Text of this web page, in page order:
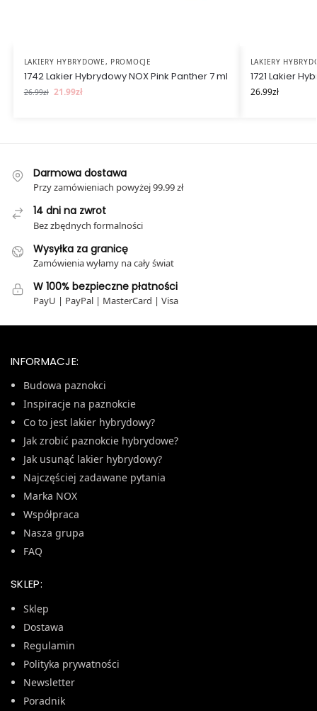
LAKIERY HYBRYDOWE, PROMOCJE
1742 Lakier Hybrydowy NOX Pink Panther 7 ml
26.99zł 21.99zł
LAKIERY
1721 Lakier
26.99zł
Darmowa dostawa
Przy zamówieniach powyżej 99.99 zł
14 dni na zwrot
Bez zbędnych formalności
Wysyłka za granicę
Zamówienia wyłamy na cały świat
W 100% bezpieczne płatności
PayU | PayPal | MasterCard | Visa
INFORMACJE:
Budowa paznokci
Inspiracje na paznokcie
Co to jest lakier hybrydowy?
Jak zrobić paznokcie hybrydowe?
Jak usunąć lakier hybrydowy?
Najczęściej zadawane pytania
Marka NOX
Współpraca
Nasza grupa
FAQ
SKLEP:
Sklep
Dostawa
Regulamin
Polityka prywatności
Newsletter
Poradnik